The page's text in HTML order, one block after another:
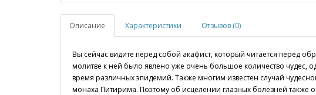
Описание Характеристики Отзывов (0)
Вы сейчас видите перед собой акафист, который читается перед
молитве к ней было явлено уже очень большое количество чудес,
время различных эпидемий. Также многим известен случай
монаха Питирима. Поэтому об исцелении глазных болезней также